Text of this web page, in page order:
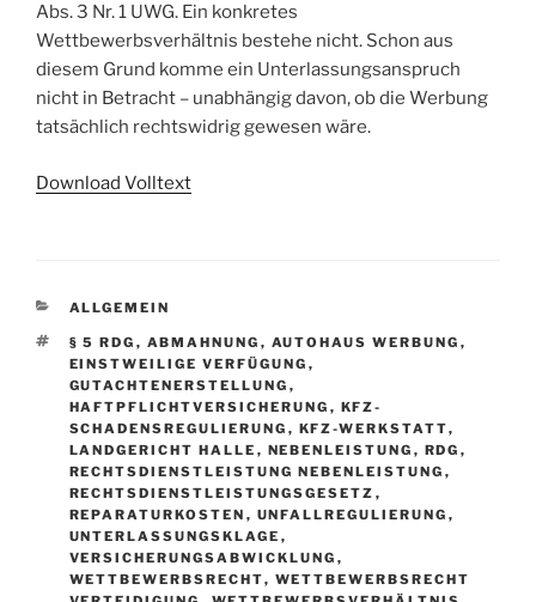
Abs. 3 Nr. 1 UWG. Ein konkretes
Wettbewerbsverhältnis bestehe nicht. Schon aus
diesem Grund komme ein Unterlassungsanspruch
nicht in Betracht – unabhängig davon, ob die Werbung
tatsächlich rechtswidrig gewesen wäre.
Download Volltext
KATEGORIEN
ALLGEMEIN
SCHLAGWÖRTER
§ 5 RDG , ABMAHNUNG , AUTOHAUS WERBUNG ,
EINSTWEILIGE VERFÜGUNG ,
GUTACHTENERSTELLUNG ,
HAFTPFLICHTVERSICHERUNG , KFZ-
SCHADENSREGULIERUNG , KFZ-WERKSTATT,
LANDGERICHT HALLE , NEBENLEISTUNG , RDG ,
RECHTSDIENSTLEISTUNG NEBENLEISTUNG ,
RECHTSDIENSTLEISTUNGSGESETZ ,
REPARATURKOSTEN , UNFALLREGULIERUNG ,
UNTERLASSUNGSKLAGE ,
VERSICHERUNGSABWICKLUNG ,
WETTBEWERBSRECHT, WETTBEWERBSRECHT